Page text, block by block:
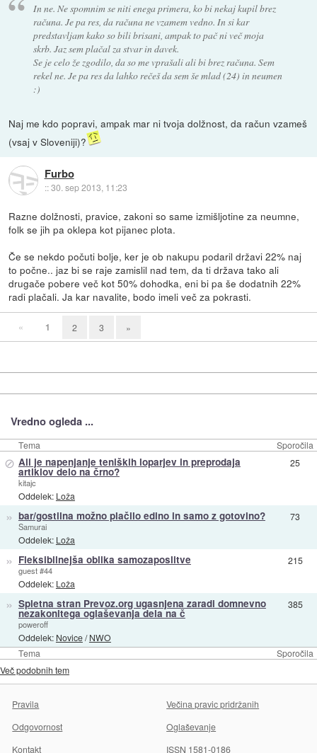
In ne. Ne spomnim se niti enega primera, ko bi nekaj kupil brez
računa. Je pa res, da računa ne vzamem vedno. In si kar
predstavljam kako so bili brisani, ampak to pač ni več moja
skrb. Jaz sem plačal za stvar in davek.
Se je celo že zgodilo, da so me vprašali ali bi brez računa. Sem
rekel ne. Je pa res da lahko rečeš da sem še mlad (24) in neumen
:)
Naj me kdo popravi, ampak mar ni tvoja dolžnost, da račun vzameš
(vsaj v Sloveniji)?
Furbo
::30. sep 2013, 11:23
Razne dolžnosti, pravice, zakoni so same izmišljotine za neumne,
folk se jih pa oklepa kot pijanec plota.
Če se nekdo počuti bolje, ker je ob nakupu podaril državi 22% naj
to počne.. jaz bi se raje zamislil nad tem, da ti država tako ali
drugače pobere več kot 50% dohodka, eni bi pa še dodatnih 22%
radi plačali. Ja kar navalite, bodo imeli več za pokrasti.
« 1 2 3 »
Vredno ogleda ...
Tema Sporočila
Tema Sporočila
⊘ Ali je napenjanje teniških loparjev in preprodaja
artiklov delo na črno?
kitajc
Oddelek: Loža
25
» bar/gostilna možno plačilo edino in samo z gotovino?
Samurai
Oddelek: Loža
73
» Fleksibilnejša oblika samozaposlitve
guest #44
Oddelek: Loža
215
» Spletna stran Prevoz.org ugasnjena zaradi domnevno
nezakonitega oglaševanja dela na č
poweroff
Oddelek: Novice/NWO
385
Več podobnih tem
Pravila
Večina pravic pridržanih
Odgovornost
Oglaševanje
Kontakt
ISSN 1581-0186